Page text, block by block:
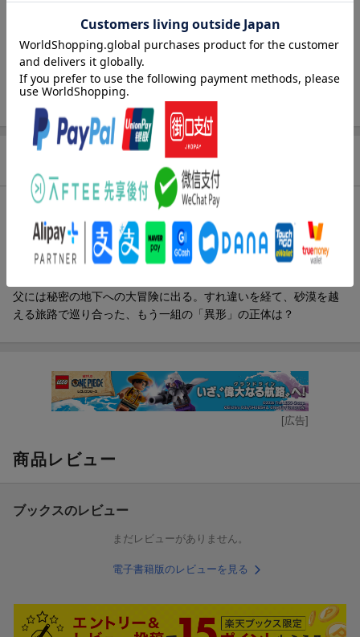
ページ数 170p
ISBN
内容紹介（JPROより）
迫害され、数を減らした人間の手がかりを求め、旅を続ける「人
間」と「異形」の父娘。地図の途切れた先、「最果ての地」を目
父には秘密の地下への大冒険に出る。すれ違いを経て、砂漠を越
える旅路で巡り合った、もう一組の「異形」の正体は？
[広告]
商品レビュー
ブックスのレビュー
まだレビューがありません。
電子書籍版のレビューを見る